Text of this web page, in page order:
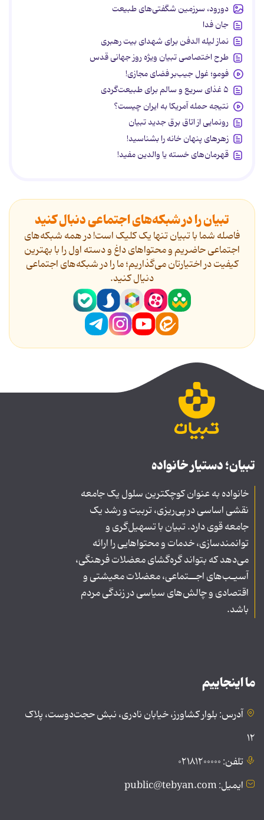
دورود، سرزمین شگفتی‌های طبیعت
جان فدا
نماز لیله الدفن برای شهدای بیت رهبری
طرح اختصاصی تبیان ویژه روز جهانی قدس
فومو؛ غول جیب‌بر فضای مجازی!
۵ غذای سریع و سالم برای طبیعت‌گردی
نتیجه حمله آمریکا به ایران چیست؟
رونمایی از اتاق برق جدید تبیان
زهرهای پنهان خانه را بشناسید!
قهرمان‌های خسته یا والدین مفید!
تبیان را در شبکه‌های اجتماعی دنبال کنید
فاصله شما با تبیان تنها یک کلیک است! در همه شبکه‌های
اجتماعی حاضریم و محتواهای داغ و دسته اول را با بهترین
کیفیت در اختیارتان می‌گذاریم؛ ما را در شبکه‌های اجتماعی
دنیال کنید.
تبیان؛ دستیار خانواده
خانواده به عنوان کوچکترین سلول یک جامعه
نقشی اساسی در پی‌ریزی، تربیت و رشد یک
جامعه قوی دارد. تبیان با تسهیل‌گری و
توانمندسازی، خدمات و محتواهایی را ارائه
می‌دهد که بتواند گره‌گشای معضلات فرهنگی،
آسیـب‌های اجــتماعی، معضلات معیشتی و
اقتصادی و چالش‌های سیاسی در زندگی مردم
باشد.
ما اینجاییم
آدرس: بلوار کشاورز، خیابان نادری، نبش حجت‌دوست، پلاک
۱۲
تلفن: ۰۲۱۸۱۲۰۰۰۰۰
ایمیل: public@tebyan.com